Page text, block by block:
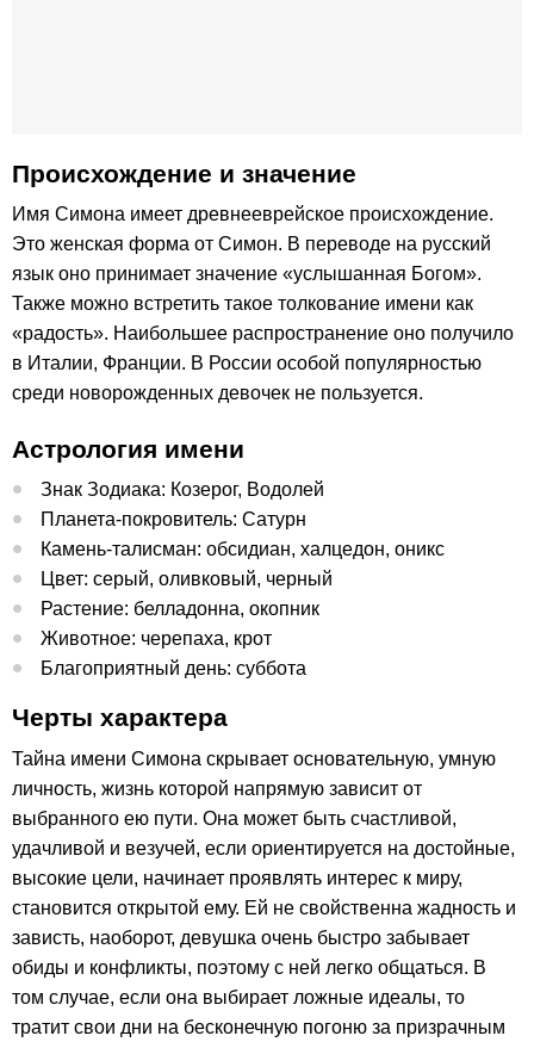
Происхождение и значение
Имя Симона имеет древнееврейское происхождение.
Это женская форма от Симон. В переводе на русский
язык оно принимает значение «услышанная Богом».
Также можно встретить такое толкование имени как
«радость». Наибольшее распространение оно получило
в Италии, Франции. В России особой популярностью
среди новорожденных девочек не пользуется.
Астрология имени
Знак Зодиака: Козерог, Водолей
Планета-покровитель: Сатурн
Камень-талисман: обсидиан, халцедон, оникс
Цвет: серый, оливковый, черный
Растение: белладонна, окопник
Животное: черепаха, крот
Благоприятный день: суббота
Черты характера
Тайна имени Симона скрывает основательную, умную
личность, жизнь которой напрямую зависит от
выбранного ею пути. Она может быть счастливой,
удачливой и везучей, если ориентируется на достойные,
высокие цели, начинает проявлять интерес к миру,
становится открытой ему. Ей не свойственна жадность и
зависть, наоборот, девушка очень быстро забывает
обиды и конфликты, поэтому с ней легко общаться. В
том случае, если она выбирает ложные идеалы, то
тратит свои дни на бесконечную погоню за призрачным